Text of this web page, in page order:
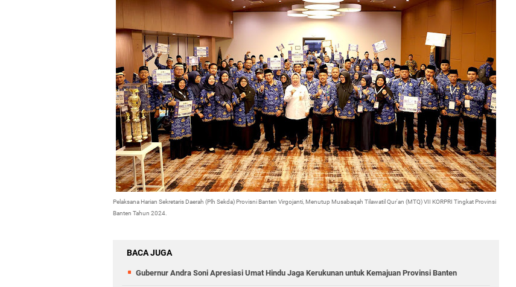
Pelaksana Harian Sekretaris Daerah (Plh Sekda) Provisni Banten Virgojanti, Menutup Musabaqah Tilawatil Qur'an (MTQ) VII KORPRI Tingkat Provinsi
Banten Tahun 2024.
BACA JUGA
Gubernur Andra Soni Apresiasi Umat Hindu Jaga Kerukunan untuk Kemajuan Provinsi Banten